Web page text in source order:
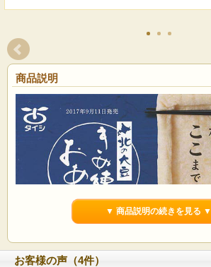
商品説明
▼ 商品説明の続きを見る ▼
お客様の声（4件）